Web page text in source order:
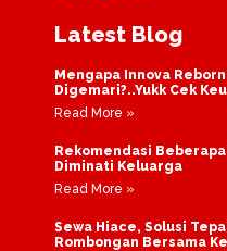
Latest Blog
Mengapa Innova
Digemari?..Yukk Cek
Read More »
Rekomendasi
Diminati Keluarga
Read More »
Sewa Hiace, Solusi
Rombongan Bersama